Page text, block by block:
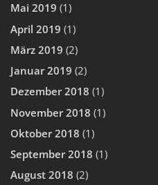
Mai 2019 (1)
April 2019 (1)
März 2019 (2)
Januar 2019 (2)
Dezember 2018 (1)
November 2018 (1)
Oktober 2018 (1)
September 2018 (1)
August 2018 (2)